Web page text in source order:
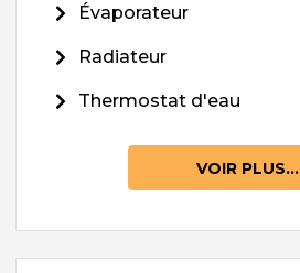
Évaporateur
Radiateur
Thermostat d'eau
VOIR PLUS...